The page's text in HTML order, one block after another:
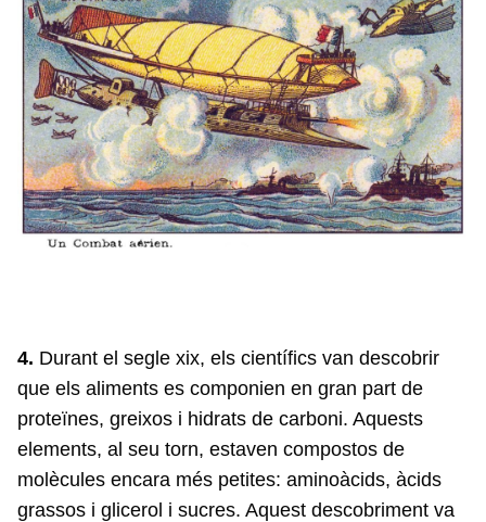
4. Durant el segle xix, els científics van descobrir
que els aliments es componien en gran part de
proteïnes, greixos i hidrats de carboni. Aquests
elements, al seu torn, estaven compostos de
molècules encara més petites: aminoàcids, àcids
grassos i glicerol i sucres. Aquest descobriment va